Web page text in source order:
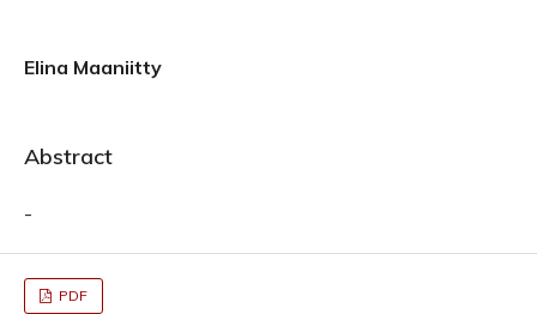
Elina Maaniitty
Abstract
-
PDF